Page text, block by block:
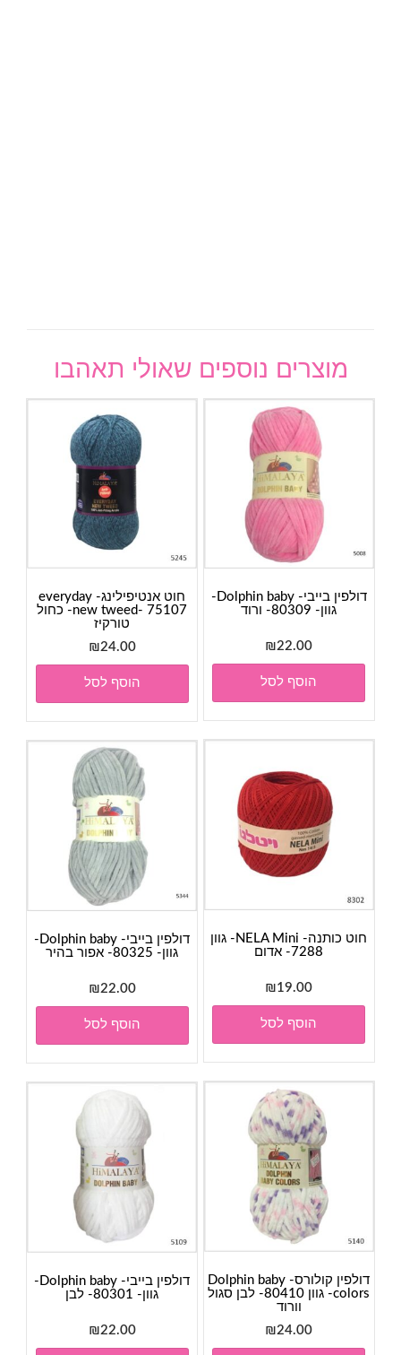
מוצרים נוספים שאולי תאהבו
דולפין בייבי- Dolphin baby-
גוון- 80309- ורוד
₪22.00
הוסף לסל
חוט אנטיפילינג- everyday
new tweed- 75107- כחול
טורקיז
₪24.00
הוסף לסל
חוט כותנה- NELA Mini- גוון
7288- אדום
₪19.00
הוסף לסל
דולפין בייבי- Dolphin baby-
גוון- 80325- אפור בהיר
₪22.00
הוסף לסל
דולפין קולורס- Dolphin baby
colors- גוון 80410- לבן סגול
וורוד
₪24.00
דולפין בייבי- Dolphin baby-
גוון- 80301- לבן
₪22.00